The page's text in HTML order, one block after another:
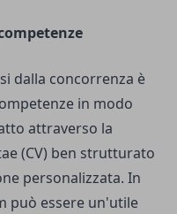
dalla concorrenza è
in modo
attraverso la
(CV) ben strutturato
personalizzata. In
può essere un'utile